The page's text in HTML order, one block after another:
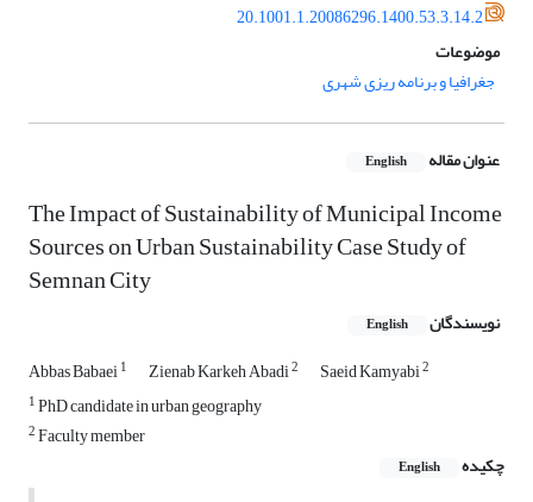
20.1001.1.20086296.1400.53.3.14.2
موضوعات
جغرافیا و برنامه ریزی شهری
عنوان مقاله English
The Impact of Sustainability of Municipal Income
Sources on Urban Sustainability Case Study of
Semnan City
نویسندگان English
Abbas Babaei1 Zienab Karkeh Abadi2 Saeid Kamyabi2
1PhD candidate in urban geography
2Faculty member
چکیده
English